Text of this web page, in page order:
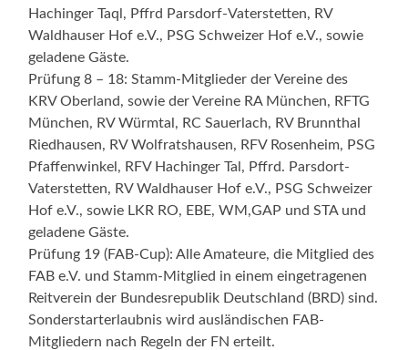
Hachinger Taql, Pffrd Parsdorf-Vaterstetten, RV
Waldhauser Hof e.V., PSG Schweizer Hof e.V., sowie
geladene Gäste.
Prüfung 8 – 18: Stamm-Mitglieder der Vereine des
KRV Oberland, sowie der Vereine RA München, RFTG
München, RV Würmtal, RC Sauerlach, RV Brunnthal
Riedhausen, RV Wolfratshausen, RFV Rosenheim, PSG
Pfaffenwinkel, RFV Hachinger Tal, Pffrd. Parsdort-
Vaterstetten, RV Waldhauser Hof e.V., PSG Schweizer
Hof e.V., sowie LKR RO, EBE, WM,GAP und STA und
geladene Gäste.
Prüfung 19 (FAB-Cup): Alle Amateure, die Mitglied des
FAB e.V. und Stamm-Mitglied in einem eingetragenen
Reitverein der Bundesrepublik Deutschland (BRD) sind.
Sonderstarterlaubnis wird ausländischen FAB­
Mitgliedern nach Regeln der FN erteilt.